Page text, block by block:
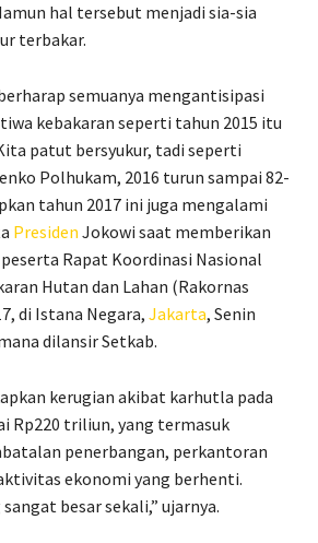
hal tersebut menjadi sia-sia
terbakar.
semuanya mengantisipasi
kebakaran seperti tahun 2015 itu
patut bersyukur, tadi seperti
Polhukam, 2016 turun sampai 82-
tahun 2017 ini juga mengalami
Presiden Jokowi saat memberikan
Rapat Koordinasi Nasional
Hutan dan Lahan (Rakornas
di Istana Negara, Jakarta, Senin
dilansir Setkab.
kerugian akibat karhutla pada
Rp220 triliun, yang termasuk
penerbangan, perkantoran
ekonomi yang berhenti.
besar sekali,” ujarnya.